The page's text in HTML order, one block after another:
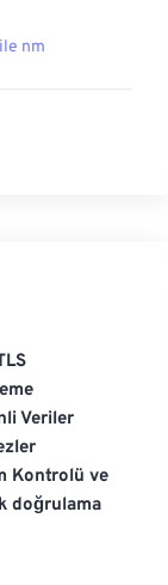
nm
Veriler
Kontrolü ve
doğrulama